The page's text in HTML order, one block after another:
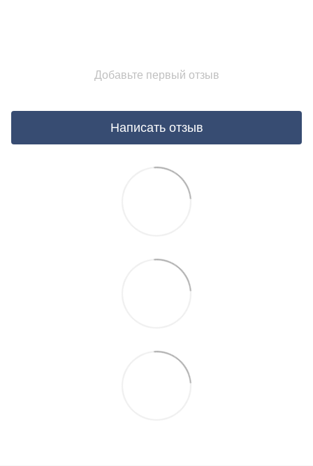
Добавьте первый отзыв
Написать отзыв